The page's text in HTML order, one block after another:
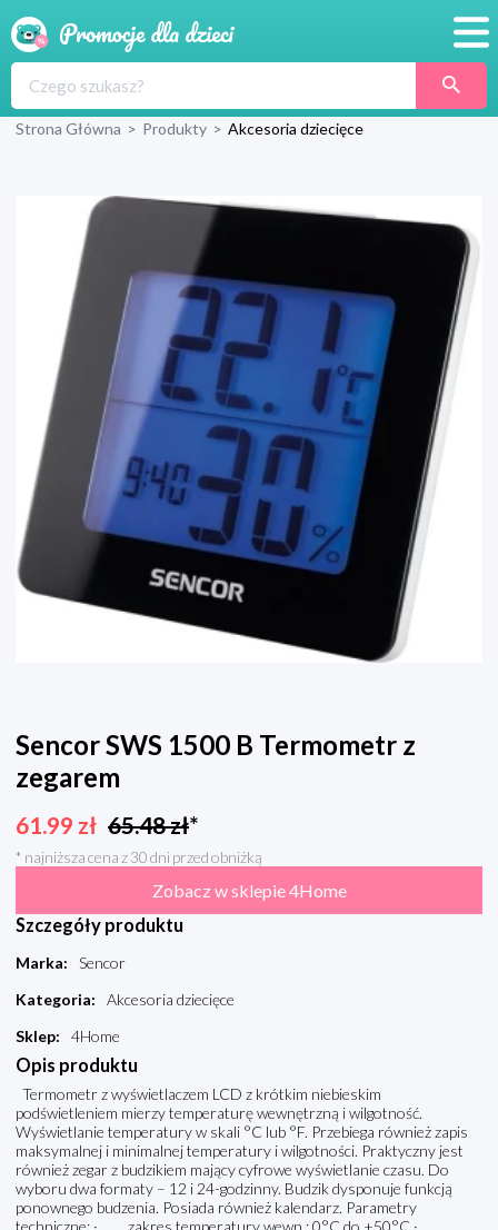
Produkty
Wyprawka
Strona Główna > Produkty > Akcesoria dziecięce
Sencor SWS 1500 B Termometr z
zegarem
61.99 zł 65.48zł*
* najniższa cena z 30 dni przed obniżką
Zobacz w sklepie 4Home
Szczegóły produktu
Marka:
Sencor
Kategoria:
Akcesoria dziecięce
Sklep: 4Home
Opis produktu
Termometr z wyświetlaczem LCD z krótkim niebieskim
podświetleniem mierzy temperaturę wewnętrzną i wilgotność.
Wyświetlanie temperatury w skali °C lub °F. Przebiega również zapis
maksymalnej i minimalnej temperatury i wilgotności. Praktyczny jest
również zegar z budzikiem mający cyfrowe wyświetlanie czasu. Do
wyboru dwa formaty – 12 i 24-godzinny. Budzik dysponuje funkcją
ponownego budzenia. Posiada również kalendarz. Parametry